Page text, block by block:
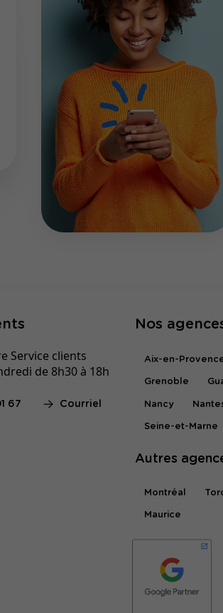
Service clients
de 8h30 à 18h
67 Courriel
Nos
Aix-en-
Grenoble
Nancy
Seine-et-Marne
Autres
Montréal
Maurice